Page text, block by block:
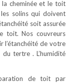
cheminée et le toit
solins qui doivent
soit assurée
toit. Nos couvreurs
l’étanchéité de votre
tertre . L’humidité
de toit par